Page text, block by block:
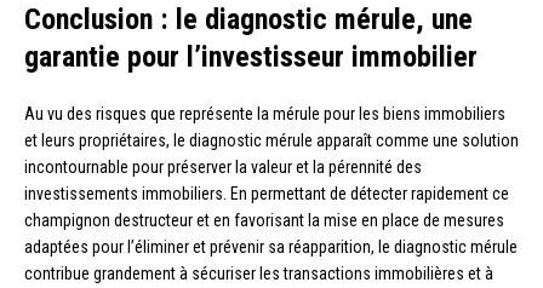
Conclusion : le diagnostic mérule, une
garantie pour l’investisseur immobilier
Au vu des risques que représente la mérule pour les biens immobiliers
et leurs propriétaires, le diagnostic mérule apparaît comme une solution
incontournable pour préserver la valeur et la pérennité des
investissements immobiliers. En permettant de détecter rapidement ce
champignon destructeur et en favorisant la mise en place de mesures
adaptées pour l’éliminer et prévenir sa réapparition, le diagnostic mérule
contribue grandement à sécuriser les transactions immobilières et à